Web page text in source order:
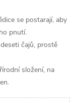
se postarají, aby
pnutí.
čajů, prostě
složení, na